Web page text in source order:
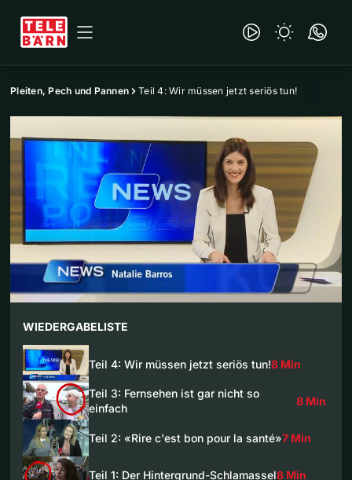
Pleiten, Pech und Pannen Teil 4: Wir müssen jetzt seriös tun!
WIEDERGABELISTE
Teil 4: Wir müssen jetzt seriös tun!8 Min
Teil 3: Fernsehen ist gar nicht so
einfach
8 Min
Teil 2: «Rire c'est bon pour la santé»7 Min
Teil 1: Der Hintergrund-Schlamassel8 Min